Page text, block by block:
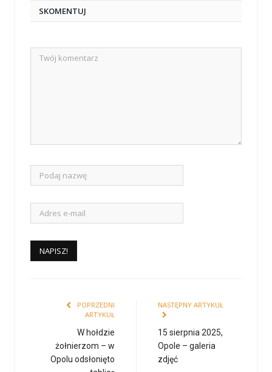
SKOMENTUJ
POPRZEDNI
ARTYKUŁ
W hołdzie
żołnierzom – w
Opolu odsłonięto
NASTĘPNY ARTYKUŁ
15 sierpnia 2025,
Opole – galeria
zdjęć